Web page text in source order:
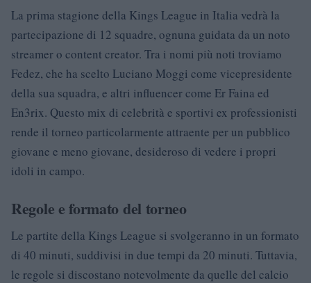
La prima stagione della Kings League in Italia vedrà la
partecipazione di 12 squadre, ognuna guidata da un noto
streamer o content creator. Tra i nomi più noti troviamo
Fedez, che ha scelto Luciano Moggi come vicepresidente
della sua squadra, e altri influencer come Er Faina ed
En3rix. Questo mix di celebrità e sportivi ex professionisti
rende il torneo particolarmente attraente per un pubblico
giovane e meno giovane, desideroso di vedere i propri
idoli in campo.
Regole e formato del torneo
Le partite della Kings League si svolgeranno in un formato
di 40 minuti, suddivisi in due tempi da 20 minuti. Tuttavia,
le regole si discostano notevolmente da quelle del calcio